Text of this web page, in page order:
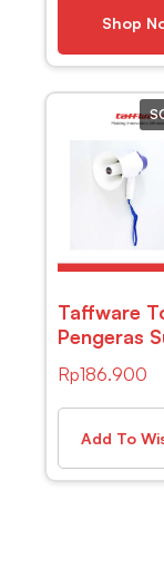
Shop
Taffware
Pengeras
dengan
Rekaman
518
Rp186.900
Add To